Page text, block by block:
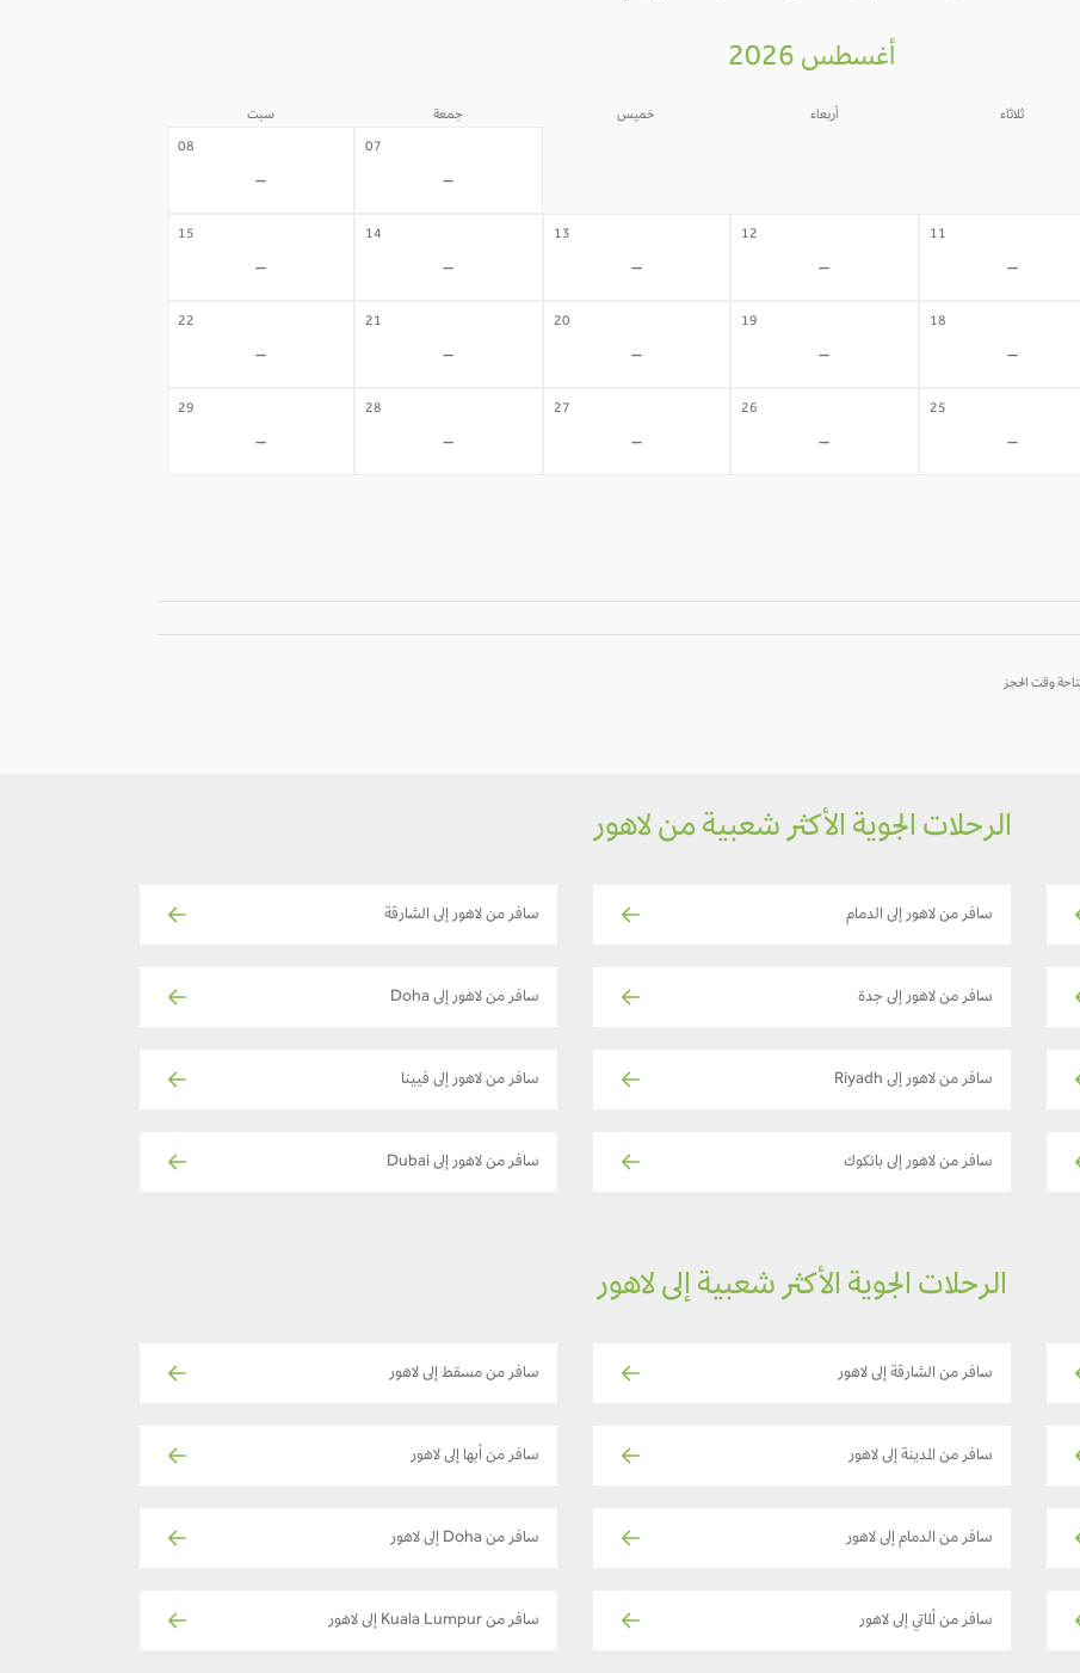
أغسطس 2026
ثلاثاء أربعاء خميس جمعة سبت
07
-
08
-
11
-
12
-
13
-
14
-
15
-
18
-
19
-
20
-
21
-
22
-
25
-
26
-
27
-
28
-
29
-
الرحلات الجوية الأكثر شعبية من لاهور
سافر من لاهور إلى الدمام سافر من لاهور إلى الشارقة
سافر من لاهور إلى جدة سافر من لاهور إلى Doha
سافر من لاهور إلى Riyadh سافر من لاهور إلى فيينا
سافر من لاهور إلى بانكوك سافر من لاهور إلى Dubai
الرحلات الجوية الأكثر شعبية إلى لاهور
سافر من الشارقة إلى لاهور سافر من مسقط إلى لاهور
سافر من المدينة إلى لاهور سافر من أبها إلى لاهور
سافر من الدمام إلى لاهور سافر من Doha إلى لاهور
سافر من ألماتي إلى لاهور سافر من Kuala Lumpur إلى لاهور